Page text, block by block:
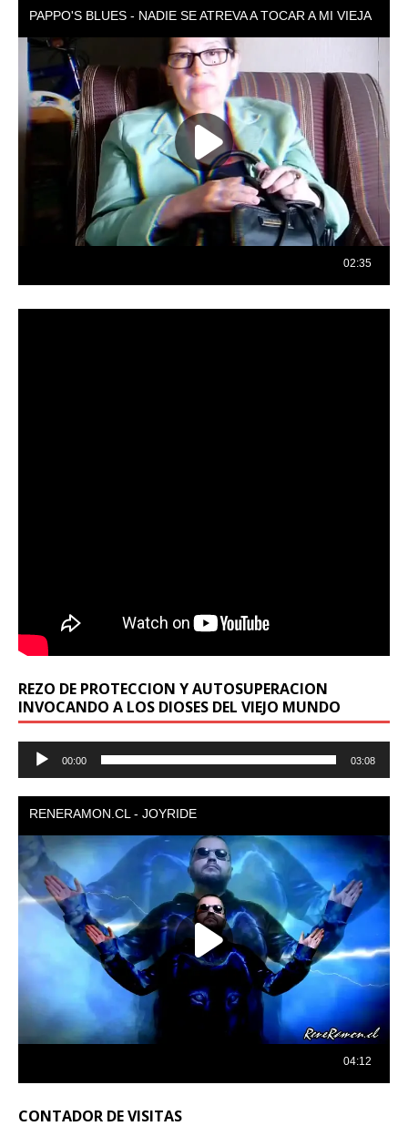
REZO DE PROTECCION Y AUTOSUPERACION
INVOCANDO A LOS DIOSES DEL VIEJO MUNDO
Reproductor
00:00 03:08
CONTADOR DE VISITAS